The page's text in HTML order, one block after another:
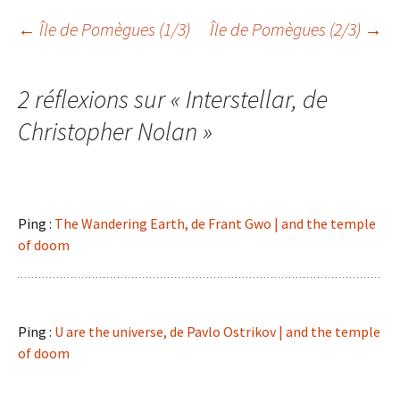
Navigation
des
articles
← Île de Pomègues (1/3) Île de Pomègues (2/3) →
2 réflexions sur « Interstellar, de
Christopher Nolan»
Ping : The Wandering Earth, de Frant Gwo | and the temple
of doom
Ping : U are the universe, de Pavlo Ostrikov | and the temple
of doom